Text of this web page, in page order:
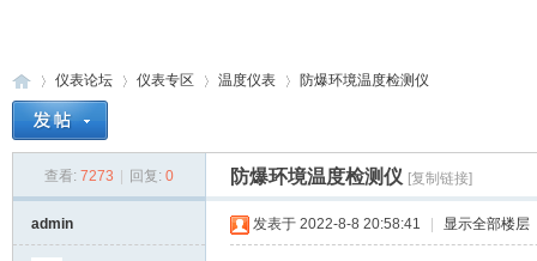
仪表论坛 仪表专区 温度仪表
›
防爆环境温度检测仪
查看: 7273 回复: 0 防爆环境温度检测仪 [复制链接]
admin 发表于 2022-8-8 20:58:41 显示全部楼层